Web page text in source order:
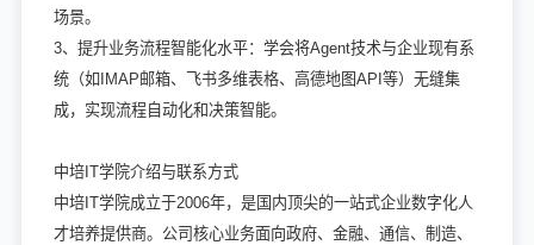
场景。
3、提升业务流程智能化水平：学会将Agent技术与企业现有系
统（如IMAP邮箱、飞书多维表格、高德地图API等）无缝集
成，实现流程自动化和决策智能。
中培IT学院介绍与联系方式
中培IT学院成立于2006年，是国内顶尖的一站式企业数字化人
才培养提供商。公司核心业务面向政府、金融、通信、制造、